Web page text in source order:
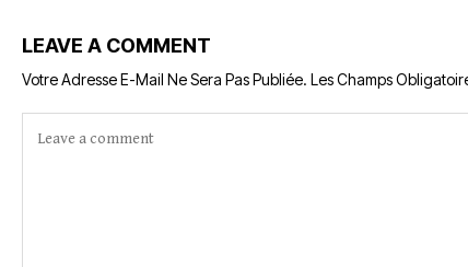
LEAVE A COMMENT
Votre Adresse E-Mail Ne Sera Pas Publiée. Les Champs